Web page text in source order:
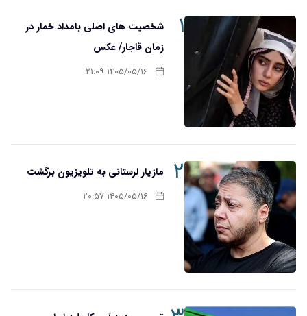
۱
شخصیت های اصلی بامداد خمار در
زمان قاجار/ عکس
۱۴۰۵/۰۵/۱۶ ۲۱:۰۹
۲ مازیار لرستانی به تلویزیون برگشت
۱۴۰۵/۰۵/۱۶ ۲۰:۵۷